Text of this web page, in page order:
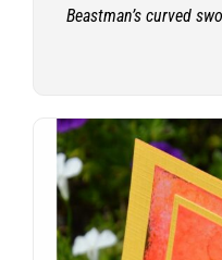
Beastman’s curved